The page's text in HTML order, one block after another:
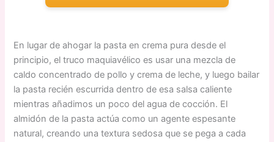
En lugar de ahogar la pasta en crema pura desde el
principio, el truco maquiavélico es usar una mezcla de
caldo concentrado de pollo y crema de leche, y luego bailar
la pasta recién escurrida dentro de esa salsa caliente
mientras añadimos un poco del agua de cocción. El
almidón de la pasta actúa como un agente espesante
natural, creando una textura sedosa que se pega a cada